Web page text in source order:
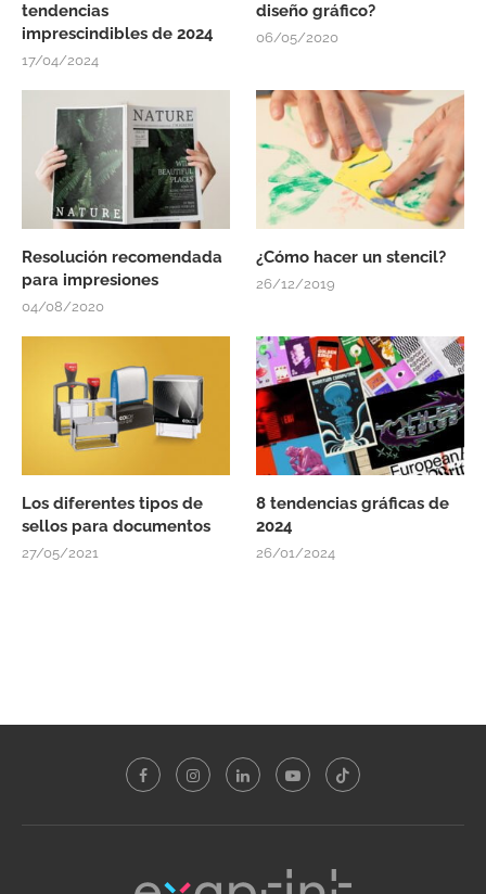
tendencias
imprescindibles de 2024
17/04/2024
diseño gráfico?
06/05/2020
Resolución recomendada
para impresiones
04/08/2020
¿Cómo hacer un stencil?
26/12/2019
Los diferentes tipos de
sellos para documentos
27/05/2021
8 tendencias gráficas de
2024
26/01/2024